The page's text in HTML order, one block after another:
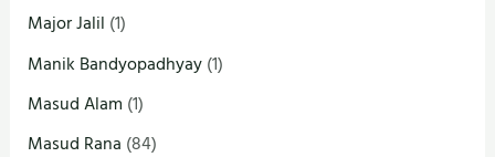
Major Jalil (1)
Manik Bandyopadhyay(1)
Masud Alam (1)
Masud Rana (84)